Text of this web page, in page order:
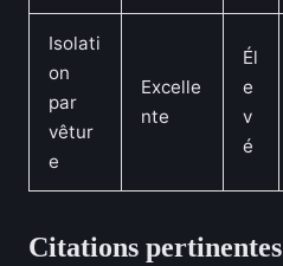
Isolati
on
par
vêtur
e
Excelle
nte
Él
e
v
é
Citations pertinentes